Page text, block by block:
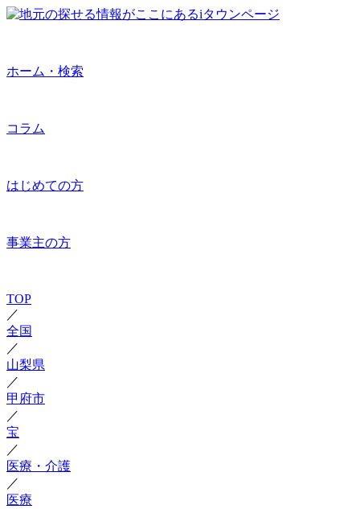
ホーム・検索
コラム
はじめての方
事業主の方
TOP
／
全国
／
山梨県
／
甲府市
／
宝
／
医療・介護
／
医療